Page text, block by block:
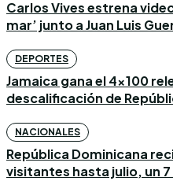
Carlos Vives estrena
mar’ junto a Juan Luis
DEPORTES
Jamaica gana el 4×100
descalificación de
NACIONALES
República Dominicana
visitantes hasta julio, un